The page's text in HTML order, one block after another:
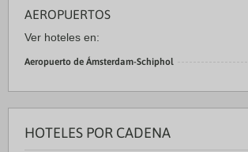
AEROPUERTOS
Ver hoteles en:
Aeropuerto de Ámsterdam-Schiphol
HOTELES POR CADENA